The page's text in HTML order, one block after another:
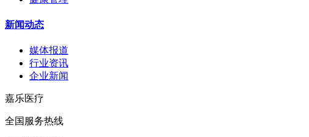
新闻动态
媒体报道
行业资讯
企业新闻
嘉乐医疗
全国服务热线